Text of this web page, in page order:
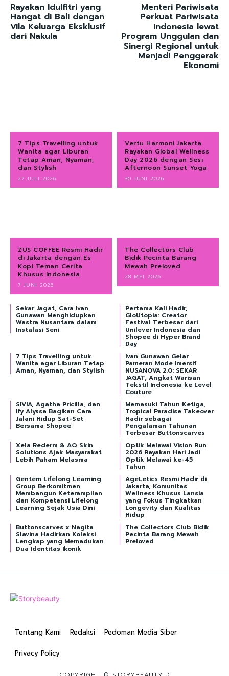
Rayakan Idulfitri yang
Hangat di Bali dengan
Vila Keluarga Eksklusif
dari Nakula
Menteri Pariwisata
Perkuat Pariwisata
Indonesia lewat
Program Unggulan dan
Sinergi Regional untuk
Menjadi Penggerak
Ekonomi
7 Tips Travelling untuk
Wanita agar Liburan
Tetap Aman, Nyaman,
dan Stylish
27 JULI 2026
Vertu Harmoni Jakarta
Rayakan Global Wellness
Day 2026 dengan Sesi
Afternoon Sunset Yoga
30 JUNI 2026
ZUS COFFEE Resmi Hadir
di Jakarta dengan Es
Kopi Teman Cerita
Khusus Indonesia
7 JUNI 2026
The Collectors Club
Bidik Pecinta Barang
Mewah Preloved
28 MEI 2026
Sekar Jagat, Cara Ivan
Gunawan Menghidupkan
Wastra Nusantara dalam
Instalasi Seni
Pertama Kali Hadir,
GloUtopia: Creator
Festival Terbesar dari
Unilever Indonesia dan
Shopee di Hyper Brand
Day
7 Tips Travelling untuk
Wanita agar Liburan Tetap
Aman, Nyaman, dan Stylish
Ivan Gunawan Gelar
Pameran Mode Imersif
NUSANOVA 2.0: SEKAR
JAGAT, Angkat Warisan
Tekstil Indonesia ke Level
Couture
SIVIA, Agatha Pricilla, dan
Ify Alyssa Bagikan Cara
Jalani Hidup Sat-Set
Bersama Shopee
Memasuki Tahun Ketiga,
Tropical Paradise Takeover
Hadir sebagai
Pengalaman Tahunan
Terbesar Buttonscarves
Xela Rederm & AQ Skin
Solutions Ajak Masyarakat
Lebih Paham Melasma
Optik Melawai Vision Run
2026 Rayakan Hari Jadi
Optik Melawai ke-45
Tahun
Gentem Lifelong Learning
Group Berkomitmen
Membangun Keterampilan
dan Kompetensi Lifelong
Learning Sejak Usia Dini
AgeLetics Resmi Hadir di
Jakarta, Komunitas
Wellness Khusus Lansia
yang Fokus Tingkatkan
Longevity dan Kualitas
Hidup
Buttonscarves x Nagita
Slavina Hadirkan Koleksi
Lengkap yang Memadukan
Dua Identitas Ikonik
The Collectors Club Bidik
Pecinta Barang Mewah
Preloved
Tentang Kami Redaksi Pedoman Media Siber
Privacy Policy